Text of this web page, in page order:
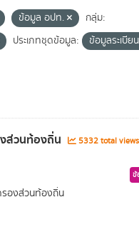
ข้อมูล อปท.
กลุ่ม:
ประเภทชุดข้อมูล: ข้อมูลระเบียน
ส่วนท้องถิ่น 5332 total views
ข้
องส่วนท้องถิ่น